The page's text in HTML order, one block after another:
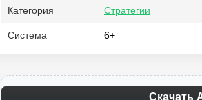
Категория Стратегии
Система 6+
Скачать